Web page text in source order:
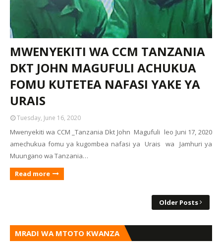
MWENYEKITI WA CCM TANZANIA
DKT JOHN MAGUFULI ACHUKUA
FOMU KUTETEA NAFASI YAKE YA
URAIS
Tuesday, June 16, 2020
Mwenyekiti wa CCM _Tanzania Dkt John Magufuli leo Juni 17, 2020
amechukua fomu ya kugombea nafasi ya Urais wa Jamhuri ya
Muungano wa Tanzania…
Read more
Older Posts
MRADI WA MTOTO KWANZA